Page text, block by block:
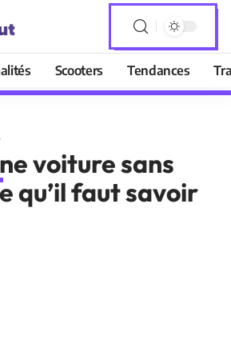
Scooters Tendances
voiture sans
qu’il faut savoir